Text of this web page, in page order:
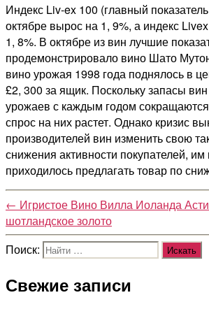
Индекс Liv-ex 100 (главный
октябре вырос на 1, 9%, а индекс
1, 8%. В октябре из вин лучшие
продемонстрировало вино Шато
вино урожая 1998 года поднялось в
£2, 300 за ящик. Поскольку запасы
урожаев с каждым годом
спрос на них растет. Однако кризис
производителей вин изменить свою
снижения активности покупателей, им
приходилось предлагать товар по
← Игристое Вино Вилла Иоланда Асти
шотландское золото
Поиск:
Свежие записи